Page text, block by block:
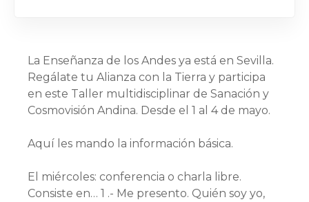
La Enseñanza de los Andes ya está en Sevilla.
Regálate tu Alianza con la Tierra y participa
en este Taller multidisciplinar de Sanación y
Cosmovisión Andina. Desde el 1 al 4 de mayo.
Aquí les mando la información básica.
El miércoles: conferencia o charla libre.
Consiste en… 1 .- Me presento. Quién soy yo,